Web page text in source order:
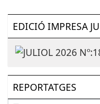
EDICIÓ IMPRESA
REPORTATGES